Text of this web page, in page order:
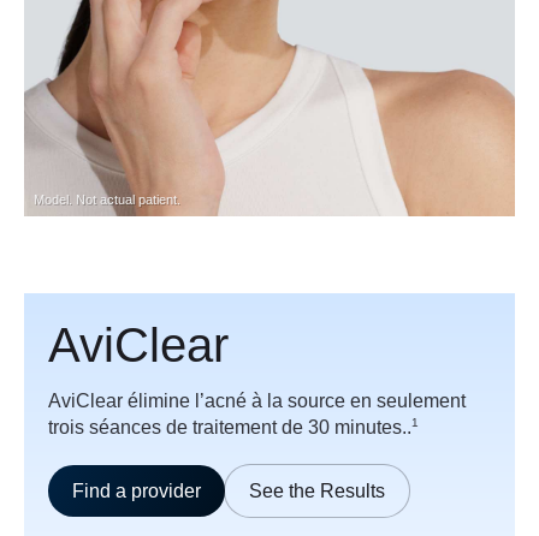
Model. Not actual patient.
AviClear
AviClear élimine l’acné à la source en seulement
trois séances de traitement de 30 minutes..1
Find a provider See the Results